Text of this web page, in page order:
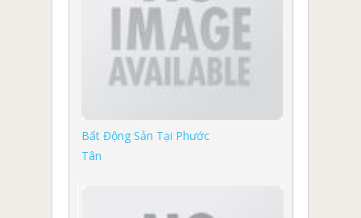
Bất Động Sản Tại Phước
Tân